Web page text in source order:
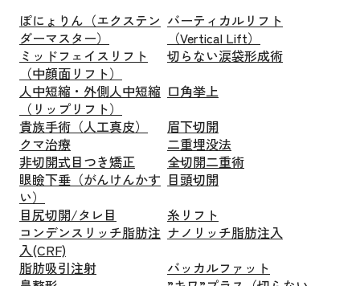
ぽにょりん（エクステン
ダーマスター）
バーティカルリフト
（Vertical Lift）
ミッドフェイスリフト
（中顔面リフト）
切らない涙袋形成術
人中短縮・外側人中短縮
（リップリフト）
口角挙上
貴族手術（人工真皮）
眉下切開
クマ治療
二重埋没法
非切開式目つき矯正
全切開二重術
眼瞼下垂（がんけんかす
い）
目頭切開
目尻切開/タレ目
糸リフト
コンデンスリッチ脂肪注
入(CRF)
ナノリッチ脂肪注入
脂肪吸引注射
バッカルファット